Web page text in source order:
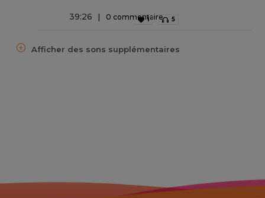
39:26 0 commentaire
1 5
Afficher des sons supplémentaires